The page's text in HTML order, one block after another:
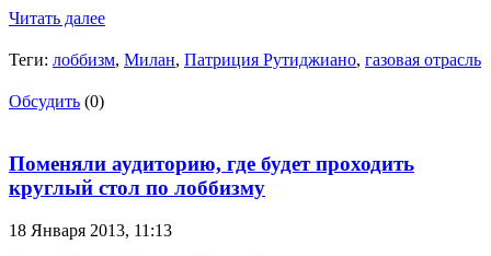
Читать далее
Теги: лоббизм, Милан, Патриция Рутиджиано, газовая отрасль
Обсудить (0)
Поменяли аудиторию, где будет проходить
круглый стол по лоббизму
18 Января 2013, 11:13